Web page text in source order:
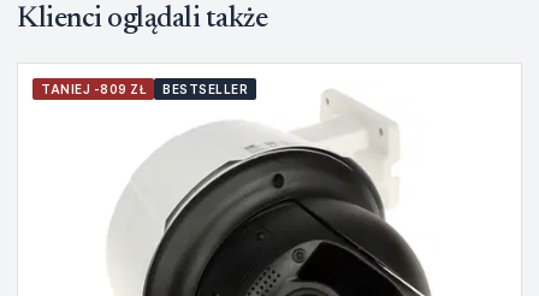
Klienci oglądali także
TANIEJ -809 ZŁ BESTSELLER